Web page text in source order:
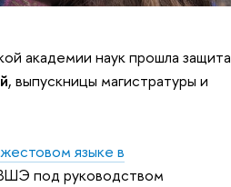
академии наук прошла защита
, выпускницы магистратуры и
языке в
под руководством